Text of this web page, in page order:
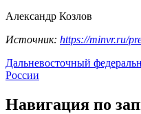
Александр Козлов
Источник: https://minvr.ru/
Дальневосточный
России
Навигация по